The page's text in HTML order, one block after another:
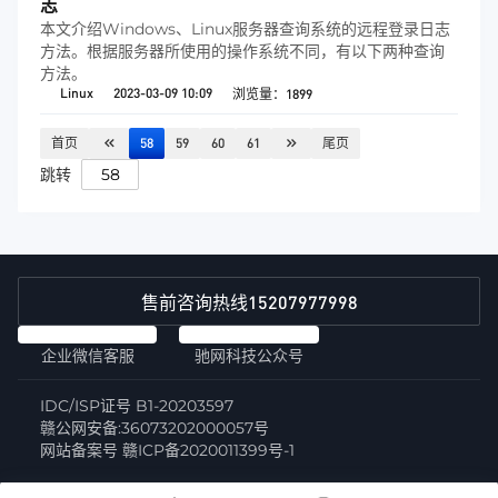
志
本文介绍Windows、Linux服务器查询系统的远程登录日志
方法。根据服务器所使用的操作系统不同，有以下两种查询
方法。
Linux 2023-03-09 10:09 浏览量：1899
首页 58 59 60 61 尾页
跳转
售前咨询热线15207977998
企业微信客服 驰网科技公众号
IDC/ISP证号 B1-20203597
赣公网安备:36073202000057号
网站备案号 赣ICP备2020011399号-1